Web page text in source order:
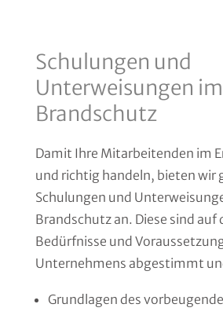
Schulungen und
Unterweisungen im
Brandschutz
Damit Ihre Mitarbeitenden im
und richtig handeln, bieten wir
Schulungen und
Brandschutz an. Diese sind auf
Bedürfnisse und
Unternehmens abgestimmt
Grundlagen des